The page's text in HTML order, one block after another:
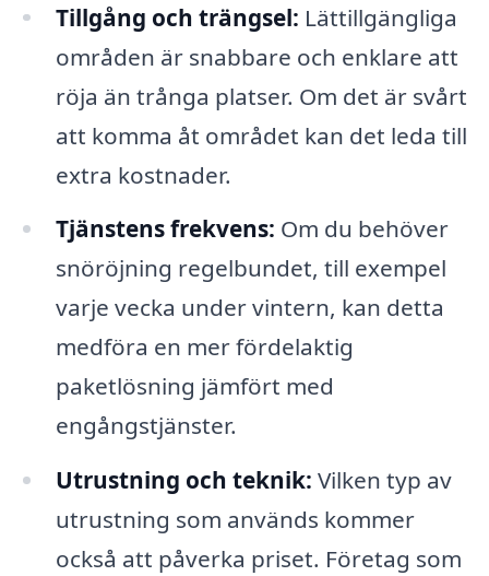
Tillgång och trängsel: Lättillgängliga
områden är snabbare och enklare att
röja än trånga platser. Om det är svårt
att komma åt området kan det leda till
extra kostnader.
Tjänstens frekvens: Om du behöver
snöröjning regelbundet, till exempel
varje vecka under vintern, kan detta
medföra en mer fördelaktig
paketlösning jämfört med
engångstjänster.
Utrustning och teknik: Vilken typ av
utrustning som används kommer
också att påverka priset. Företag som